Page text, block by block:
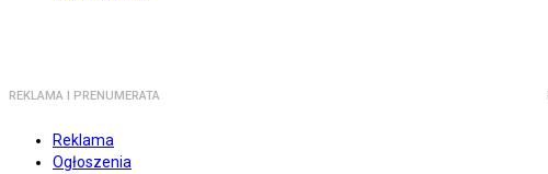
REKLAMA I PRENUMERATA
Reklama
Ogłoszenia